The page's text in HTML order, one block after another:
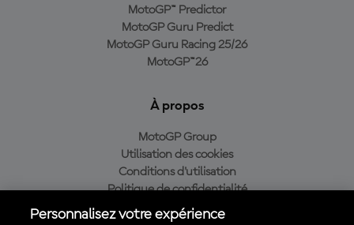
MotoGP™ Predictor
MotoGP Guru Predict
MotoGP Guru Racing 25/26
MotoGP™26
À propos
MotoGP Group
Utilisation des cookies
Conditions d'utilisation
Politique de confidentialité
Politique d’achat
Personnalisez votre expérience